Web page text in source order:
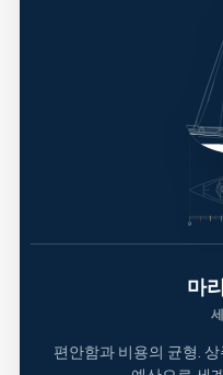
마
편안함과 비용의 균형.